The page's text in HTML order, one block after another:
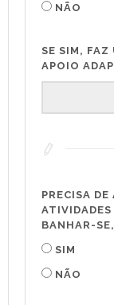
NÃO
SE SIM, FAZ
APOIO
PRECISA
ATIVIDADES
BANHAR-
SIM
NÃO